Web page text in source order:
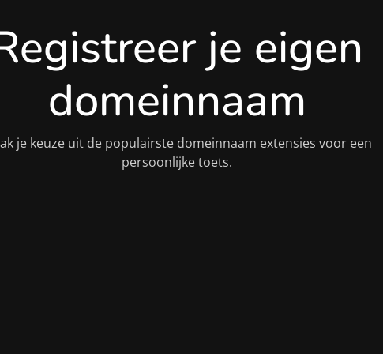
je eigen
domeinnaam
je keuze uit de populairste domeinnaam extensies voor een
persoonlijke toets.